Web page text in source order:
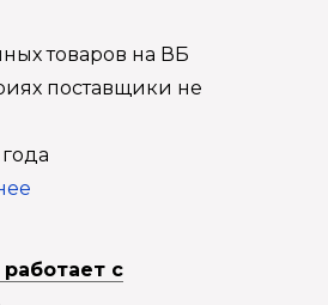
товаров на ВБ
поставщики не
с